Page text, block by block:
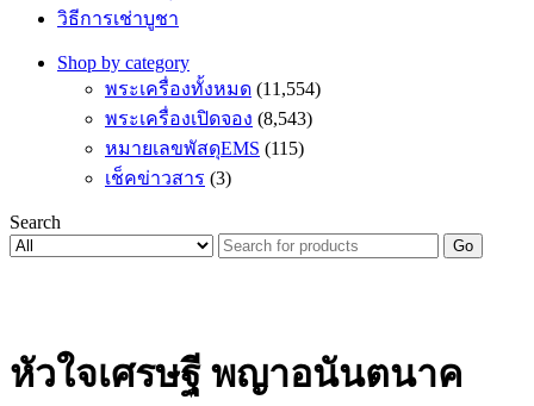
วิธีการเช่าบูชา
Shop by category
พระเครื่องทั้งหมด (11,554)
พระเครื่องเปิดจอง (8,543)
หมายเลขพัสดุEMS (115)
เช็คข่าวสาร (3)
Search
Go
หัวใจเศรษฐี พญาอนันตนาค